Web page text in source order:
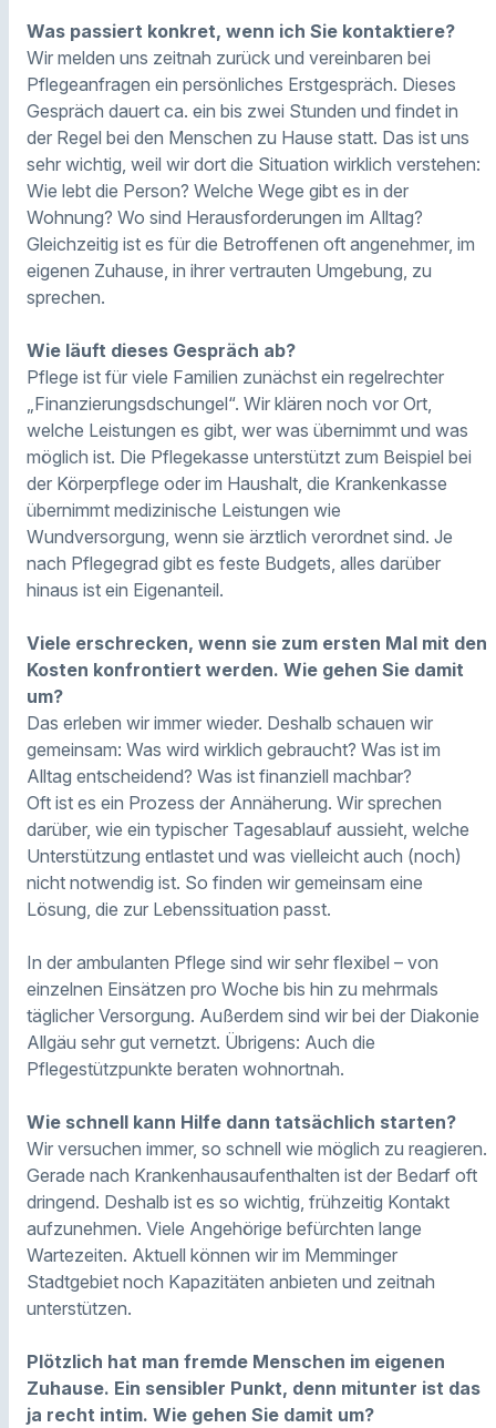
Was passiert konkret, wenn ich Sie kontaktiere?
Wir melden uns zeitnah zurück und vereinbaren bei
Pflegeanfragen ein persönliches Erstgespräch. Dieses
Gespräch dauert ca. ein bis zwei Stunden und findet in
der Regel bei den Menschen zu Hause statt. Das ist uns
sehr wichtig, weil wir dort die Situation wirklich verstehen:
Wie lebt die Person? Welche Wege gibt es in der
Wohnung? Wo sind Herausforderungen im Alltag?
Gleichzeitig ist es für die Betroffenen oft angenehmer, im
eigenen Zuhause, in ihrer vertrauten Umgebung, zu
sprechen.
Wie läuft dieses Gespräch ab?
Pflege ist für viele Familien zunächst ein regelrechter
„Finanzierungsdschungel“. Wir klären noch vor Ort,
welche Leistungen es gibt, wer was übernimmt und was
möglich ist. Die Pflegekasse unterstützt zum Beispiel bei
der Körperpflege oder im Haushalt, die Krankenkasse
übernimmt medizinische Leistungen wie
Wundversorgung, wenn sie ärztlich verordnet sind. Je
nach Pflegegrad gibt es feste Budgets, alles darüber
hinaus ist ein Eigenanteil.
Viele erschrecken, wenn sie zum ersten Mal mit den
Kosten konfrontiert werden. Wie gehen Sie damit
um?
Das erleben wir immer wieder. Deshalb schauen wir
gemeinsam: Was wird wirklich gebraucht? Was ist im
Alltag entscheidend? Was ist finanziell machbar?
Oft ist es ein Prozess der Annäherung. Wir sprechen
darüber, wie ein typischer Tagesablauf aussieht, welche
Unterstützung entlastet und was vielleicht auch (noch)
nicht notwendig ist. So finden wir gemeinsam eine
Lösung, die zur Lebenssituation passt.
In der ambulanten Pflege sind wir sehr flexibel – von
einzelnen Einsätzen pro Woche bis hin zu mehrmals
täglicher Versorgung. Außerdem sind wir bei der Diakonie
Allgäu sehr gut vernetzt. Übrigens: Auch die
Pflegestützpunkte beraten wohnortnah.
Wie schnell kann Hilfe dann tatsächlich starten?
Wir versuchen immer, so schnell wie möglich zu reagieren.
Gerade nach Krankenhausaufenthalten ist der Bedarf oft
dringend. Deshalb ist es so wichtig, frühzeitig Kontakt
aufzunehmen. Viele Angehörige befürchten lange
Wartezeiten. Aktuell können wir im Memminger
Stadtgebiet noch Kapazitäten anbieten und zeitnah
unterstützen.
Plötzlich hat man fremde Menschen im eigenen
Zuhause. Ein sensibler Punkt, denn mitunter ist das
ja recht intim. Wie gehen Sie damit um?